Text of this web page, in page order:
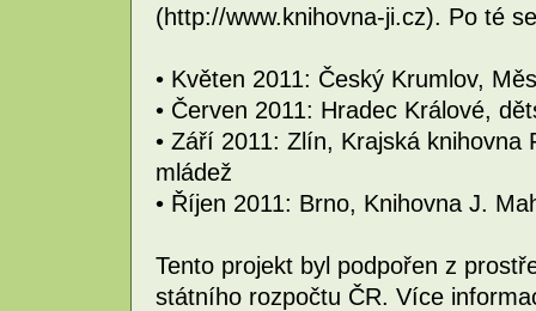
(http://www.knihovna-ji.cz). Po té
• Květen 2011: Český Krumlov,
• Červen 2011: Hradec Králové,
• Září 2011: Zlín, Krajská
mládež
• Říjen 2011: Brno, Knihovna J.
Tento projekt byl podpořen z
státního rozpočtu ČR. Více